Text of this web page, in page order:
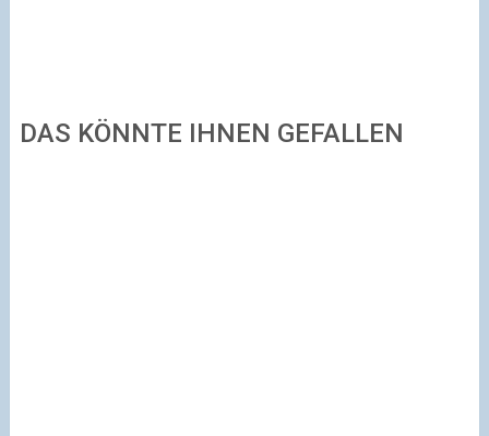
DAS KÖNNTE IHNEN GEFALLEN